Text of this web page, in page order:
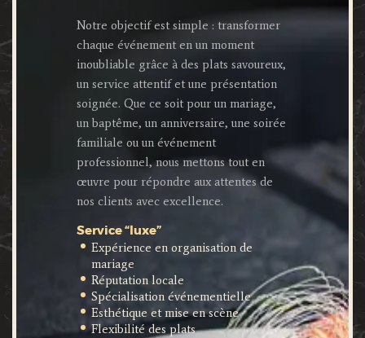
Notre objectif est simple : transformer
chaque événement en un moment
inoubliable grâce à des plats savoureux,
un service attentif et une présentation
soignée. Que ce soit pour un mariage,
un baptême, un anniversaire, une soirée
familiale ou un événement
professionnel, nous mettons tout en
œuvre pour répondre aux attentes de
nos clients avec excellence.
Service “luxe”
Expérience en organisation de
mariage
Réputation locale
Spécialisation événementielle
Esthétique et mise en scène
Flexibilité des plats